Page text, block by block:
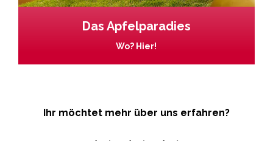
Das Apfelparadies
Wo? Hier!
Ihr möchtet mehr über uns erfahren?